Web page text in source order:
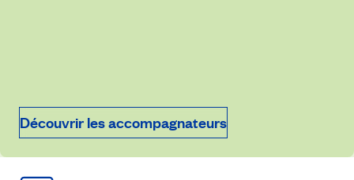
Découvrir les accompagnateurs
Prendre rendez-vous